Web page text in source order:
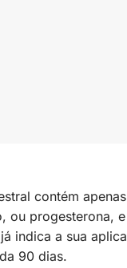
contém apenas
ou progesterona,
indica a sua
90 dias.